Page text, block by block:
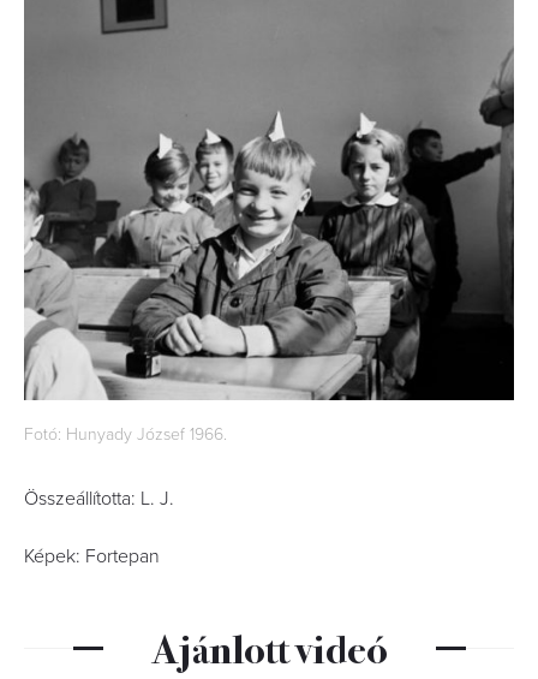
Fotó: Hunyady József 1966.
Összeállította: L. J.
Képek: Fortepan
Ajánlott videó